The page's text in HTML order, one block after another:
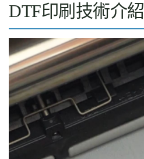
DTF印刷技術介紹